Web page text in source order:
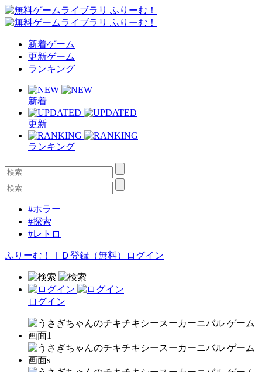
新着ゲーム
更新ゲーム
ランキング
新着
更新
ランキング
#ホラー
#探索
#レトロ
ふりーむ！ＩＤ登録（無料） ログイン
ログイン